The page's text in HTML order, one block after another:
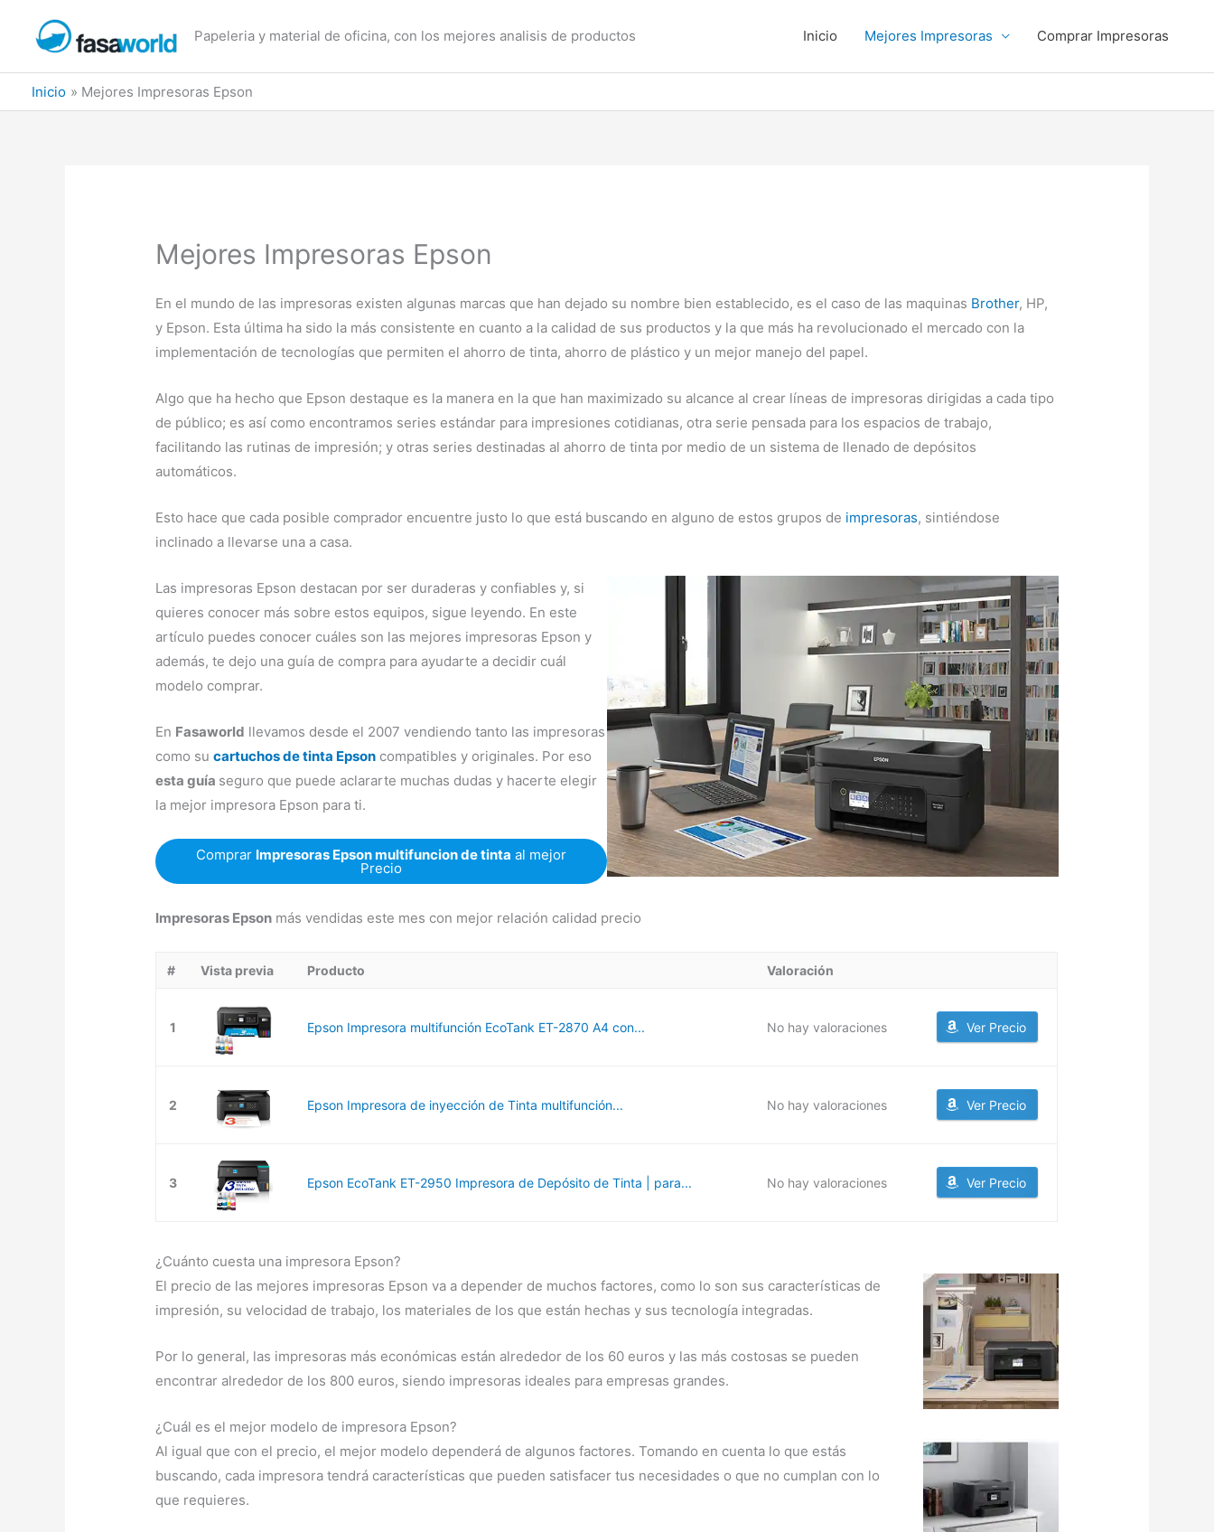
Papeleria y material de oficina, con los mejores analisis de productos Inicio Mejores Impresoras Comprar Impresoras
Inicio Mejores Impresoras Epson
Mejores Impresoras Epson
En el mundo de las impresoras existen algunas marcas que han dejado su nombre bien establecido, es el caso de las maquinas Brother, HP,
y Epson. Esta última ha sido la más consistente en cuanto a la calidad de sus productos y la que más ha revolucionado el mercado con la
implementación de tecnologías que permiten el ahorro de tinta, ahorro de plástico y un mejor manejo del papel.
Algo que ha hecho que Epson destaque es la manera en la que han maximizado su alcance al crear líneas de impresoras dirigidas a cada tipo
de público; es así como encontramos series estándar para impresiones cotidianas, otra serie pensada para los espacios de trabajo,
facilitando las rutinas de impresión; y otras series destinadas al ahorro de tinta por medio de un sistema de llenado de depósitos
automáticos.
Esto hace que cada posible comprador encuentre justo lo que está buscando en alguno de estos grupos de impresoras, sintiéndose
inclinado a llevarse una a casa.
Las impresoras Epson destacan por ser duraderas y confiables y, si
quieres conocer más sobre estos equipos, sigue leyendo. En este
artículo puedes conocer cuáles son las mejores impresoras Epson y
además, te dejo una guía de compra para ayudarte a decidir cuál
modelo comprar.
En Fasaworld llevamos desde el 2007 vendiendo tanto las impresoras
como sucartuchos de tinta Epson compatibles y originales. Por eso
esta guía seguro que puede aclararte muchas dudas y hacerte elegir
la mejor impresora Epson para ti.
Comprar Impresoras Epson multifuncion de tinta al mejor
Precio
Impresoras Epson más vendidas este mes con mejor relación calidad precio
# Vista previa Producto Valoración
1 Epson Impresora multifunción EcoTank ET-2870 A4 con... No hay valoraciones Ver Precio
2 Epson Impresora de inyección de Tinta multifunción... No hay valoraciones Ver Precio
3 Epson EcoTank ET-2950 Impresora de Depósito de Tinta | para... No hay valoraciones Ver Precio
¿Cuánto cuesta una impresora Epson?
El precio de las mejores impresoras Epson va a depender de muchos factores, como lo son sus características de
impresión, su velocidad de trabajo, los materiales de los que están hechas y sus tecnología integradas.
Por lo general, las impresoras más económicas están alrededor de los 60 euros y las más costosas se pueden
encontrar alrededor de los 800 euros, siendo impresoras ideales para empresas grandes.
¿Cuál es el mejor modelo de impresora Epson?
Al igual que con el precio, el mejor modelo dependerá de algunos factores. Tomando en cuenta lo que estás
buscando, cada impresora tendrá características que pueden satisfacer tus necesidades o que no cumplan con lo
que requieres.